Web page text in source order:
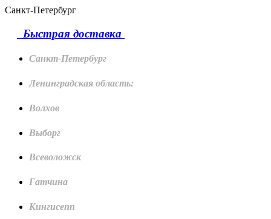
Санкт-Петербург
Быстрая доставка
Санкт-Петербург
Ленинградская область:
Волхов
Выборг
Всеволожск
Гатчина
Кингисепп